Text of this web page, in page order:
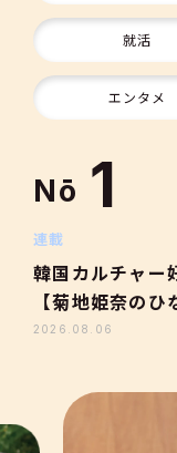
就活
エンタメ
Nō
9
10
1
2
3
4
連載
韓国カルチャー
【菊地姫奈の
2026.08.06